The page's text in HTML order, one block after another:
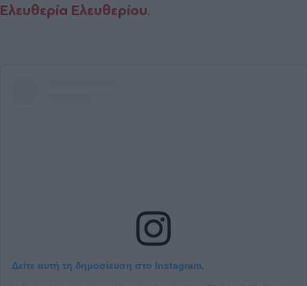
Ελευθερία Ελευθερίου.
Δείτε αυτή τη δημοσίευση στο Instagram.